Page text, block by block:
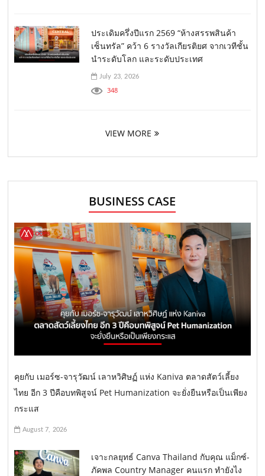
ประเดิมครึ่งปีแรก 2569 “ห้างสรรพสินค้า
เซ็นทรัล” คว้า 6 รางวัลเกียรติยศ จากเวทีชั้น
นำระดับโลก และระดับประเทศ
July 23, 2026
348
VIEW MORE
BUSINESS CASE
คุยกับ เมอร์ซ-จารุวัฒน์ เลาหวิศิษฏ์ แห่ง Kaniva ตลาดสัตว์เลี้ยง
ไทย อีก 3 ปีคือบทพิสูจน์ Pet Humanization จะยั่งยืนหรือเป็นเพียง
กระแส
August 7, 2026
เจาะกลยุทธ์ Canva Thailand กับคุณ แม็กซ์-
ภัคพล Country Manager คนแรก ทำยังไง